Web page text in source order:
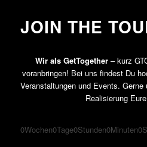
JOIN THE
Wir als GetTogether – kurz
voranbringen! Bei uns findest Du
Veranstaltungen und Events.
Realisierung
0Wochen0Tage0Stunden0Minuten0